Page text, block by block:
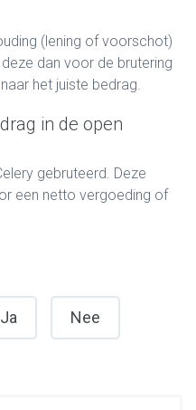
(lening of voorschot)
dan voor de brutering
het juiste bedrag.
in de open
gebruteerd. Deze
een netto vergoeding of
Ja Nee